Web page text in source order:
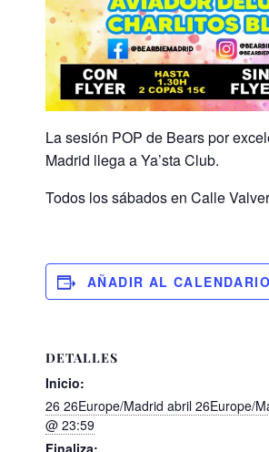
La sesión POP de Bears por
Madrid llega a Ya’sta Club.
Todos los sábados en Calle
AÑADIR AL CALENDARIO
DETALLES
Inicio:
26 26Europe/Madrid abril 26Europe/
@ 23:59